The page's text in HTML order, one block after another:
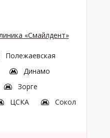
«Смайлдент»
Полежаевская
Динамо
Зорге
ЦСКА
Сокол